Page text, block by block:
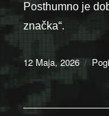
Posthumno je
značka“.
Posted
12 Maja, 2026